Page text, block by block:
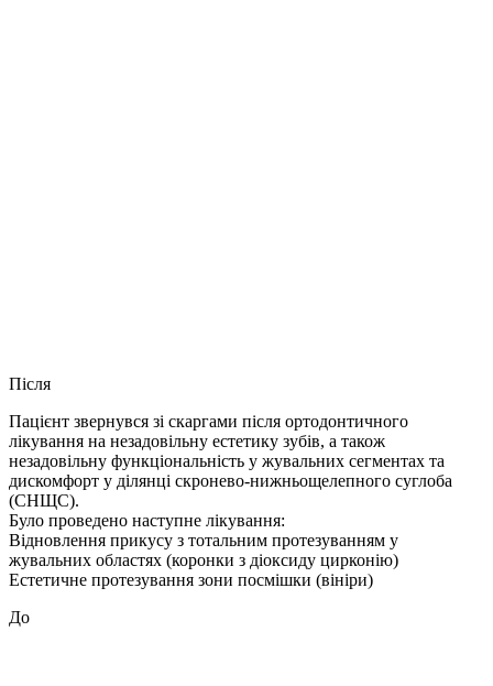
Після
Пацієнт звернувся зі скаргами після ортодонтичного
лікування на незадовільну естетику зубів, а також
незадовільну функціональність у жувальних сегментах та
дискомфорт у ділянці скронево-нижньощелепного суглоба
(СНЩС).
Було проведено наступне лікування:
Відновлення прикусу з тотальним протезуванням у
жувальних областях (коронки з діоксиду цирконію)
Естетичне протезування зони посмішки (вініри)
До